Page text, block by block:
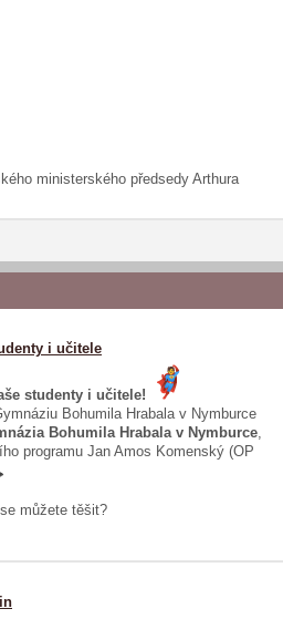
ministerského předsedy Arthura
i učitele
studenty i učitele!
Bohumila Hrabala v Nymburce
Bohumila Hrabala v Nymburce,
programu Jan Amos Komenský (OP
můžete těšit?